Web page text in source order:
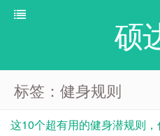
硕
标签：健身规则
这10个超有用的健身潜规则，